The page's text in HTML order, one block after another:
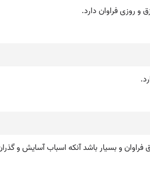
روزی فراوان دارد.
و بسیار باشد آنکه اسباب آسایش و